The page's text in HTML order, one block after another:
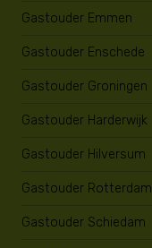
Gastouder Emmen
Gastouder Enschede
Gastouder Groningen
Gastouder Harderwijk
Gastouder Hilversum
Gastouder Rotterdam
Gastouder Schiedam